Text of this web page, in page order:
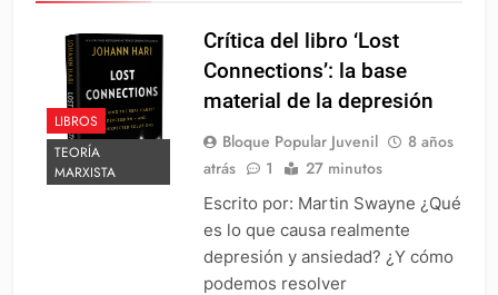
LIBROS
TEORÍA
MARXISTA
Crítica del libro ‘Lost
Connections’: la base
material de la depresión
Bloque Popular Juvenil
8 años
atrás
1 27 minutos
Escrito por: Martin Swayne ¿Qué
es lo que causa realmente
depresión y ansiedad? ¿Y cómo
podemos resolver